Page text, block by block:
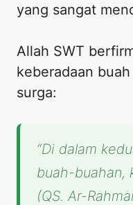
yang sangat
Allah SWT
keberadaan
surga:
“Di dalam
buah-buahan,
(QS. Ar-